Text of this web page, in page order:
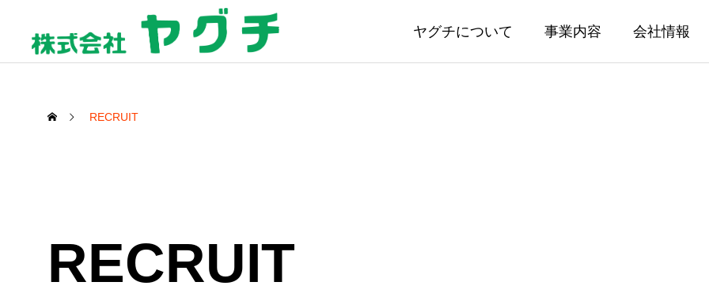
ヤグチについて 事業内容 会社情報
RECRUIT
RECRUIT